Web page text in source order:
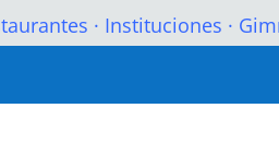
· Instituciones ·